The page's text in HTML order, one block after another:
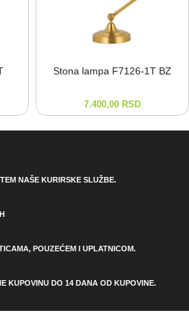
Stona lampa F7126-⁠1T BZ
7.400,00 RSD
NAŠE KURIRSKE SLUŽBE.
POUZEĆEM I UPLATNICOM.
KUPOVINU DO 14 DANA OD KUPOVINE.